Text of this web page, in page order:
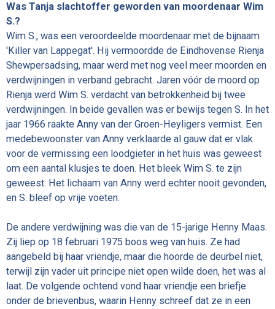
Was Tanja slachtoffer geworden van moordenaar Wim
S.?
Wim S., was een veroordeelde moordenaar met de bijnaam
'Killer van Lappegat'. Hij vermoordde de Eindhovense Rienja
Shewpersadsing, maar werd met nog veel meer moorden en
verdwijningen in verband gebracht. Jaren vóór de moord op
Rienja werd Wim S. verdacht van betrokkenheid bij twee
verdwijningen. In beide gevallen was er bewijs tegen S. In het
jaar 1966 raakte Anny van der Groen-Heyligers vermist. Een
medebewoonster van Anny verklaarde al gauw dat er vlak
voor de vermissing een loodgieter in het huis was geweest
om een aantal klusjes te doen. Het bleek Wim S. te zijn
geweest. Het lichaam van Anny werd echter nooit gevonden,
en S. bleef op vrije voeten.
De andere verdwijning was die van de 15-jarige Henny Maas.
Zij liep op 18 februari 1975 boos weg van huis. Ze had
aangebeld bij haar vriendje, maar die hoorde de deurbel niet,
terwijl zijn vader uit principe niet open wilde doen, het was al
laat. De volgende ochtend vond haar vriendje een briefje
onder de brievenbus, waarin Henny schreef dat ze in een